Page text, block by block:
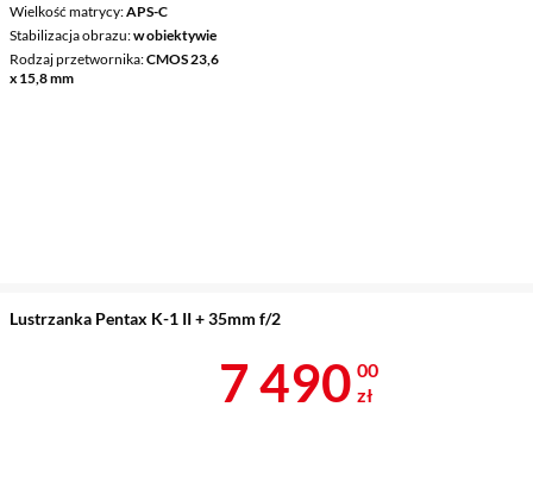
Wielkość matrycy APS-C
Stabilizacja obrazu w obiektywie
Rodzaj przetwornika CMOS 23,6
x 15,8 mm
Lustrzanka Pentax K-1 II + 35mm f/2
Cena 7 490 zł
7 490 00
zł